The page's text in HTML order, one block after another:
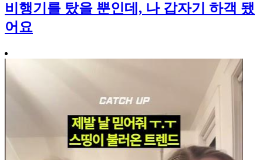
비행기를 탔을 뿐인데, 나 갑자기 하객 됐
어요